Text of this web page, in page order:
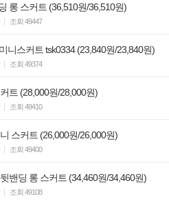
롱 스커트 (36,510원/36,510원)
조회 49447
니스커트 tsk0334 (23,840원/23,840원)
조회 49374
트 (28,000원/28,000원)
조회 49410
스커트 (26,000원/26,000원)
조회 49400
밴딩 롱 스커트 (34,460원/34,460원)
조회 49108